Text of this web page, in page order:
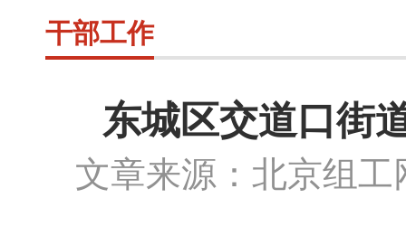
干部工作
东城区交道口街
文章来源：北京